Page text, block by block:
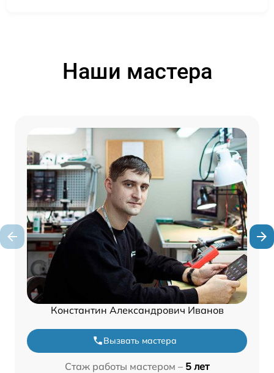
Наши мастера
Константин Александрович Иванов
Вызвать мастера
Стаж работы мастером – 5 лет